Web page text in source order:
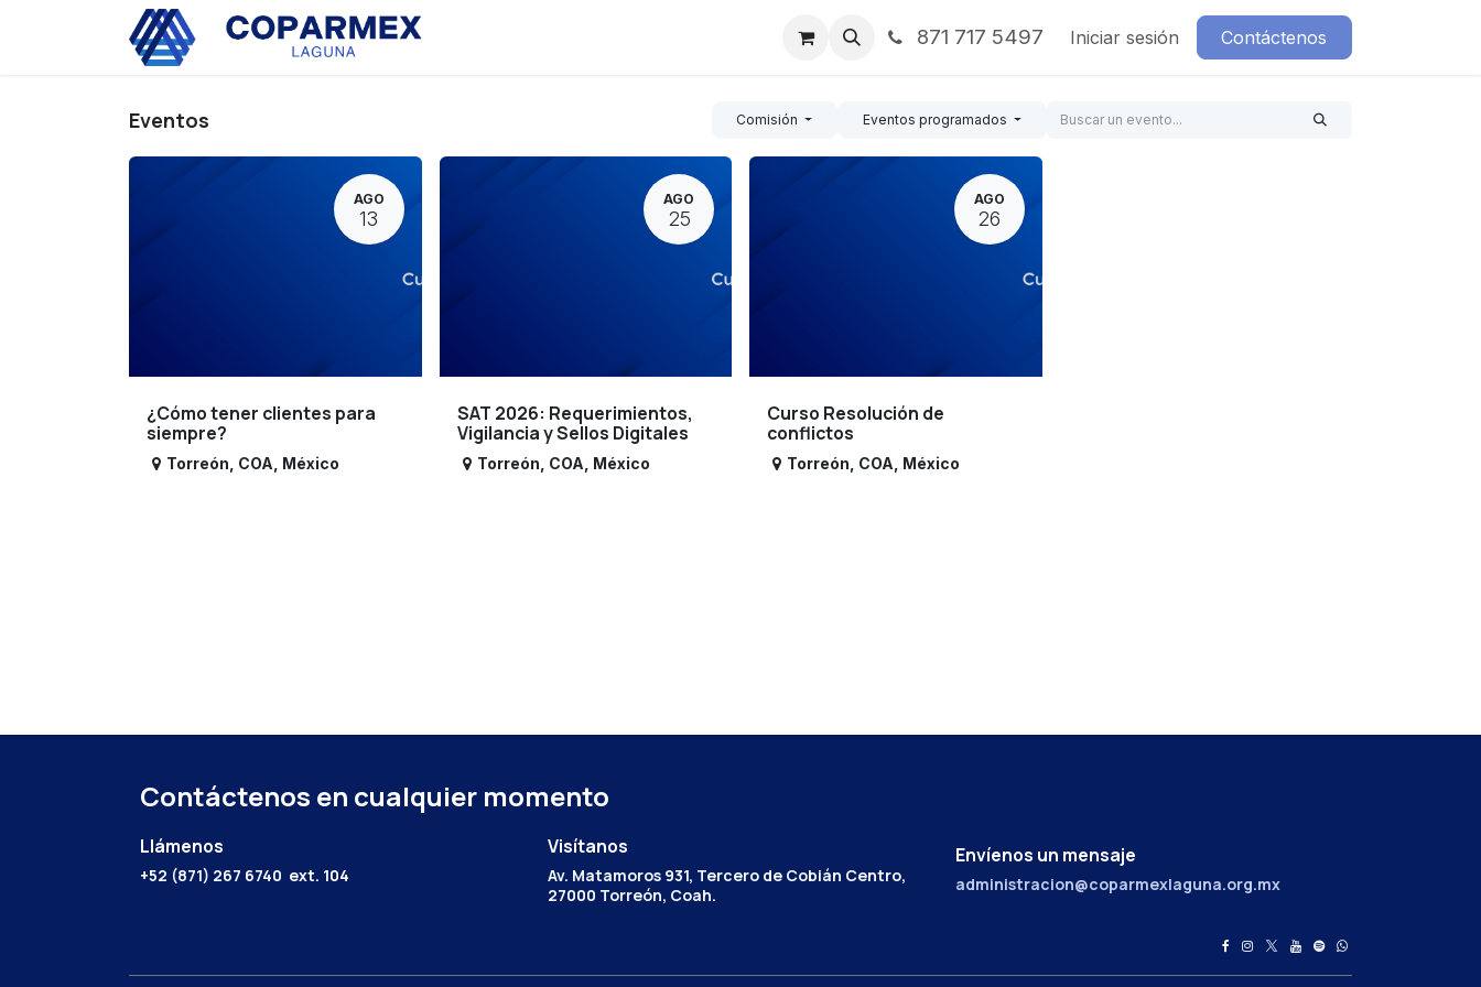
Noticias Contáctenos871 717 5497 Iniciar sesión Contáctenos
Eventos Comisión Eventos programados
AGO
13
¿Cómo tener clientes para
siempre?
Torreón COA México
AGO
25
SAT 2026: Requerimientos,
Vigilancia y Sellos Digitales
Torreón COA México
AGO
26
Curso Resolución de
conflictos
Torreón COA México
Contáctenos en cualquier momento
Llámenos
+52 (871) 267 6740 ext. 104
Envíenos un mensaje
administracion@coparmexlaguna.org.mx
Visítanos
Av. Matamoros 931, Tercero de Cobián Centro,
27000 Torreón, Coah.